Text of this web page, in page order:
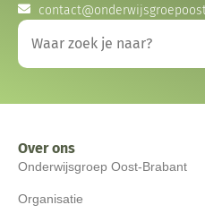
Over ons
Onderwijsgroep Oost-Brabant
Organisatie